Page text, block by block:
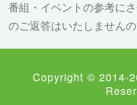
番組・イベントの参考に
のご返答はいたしません
Copyright © 2014-